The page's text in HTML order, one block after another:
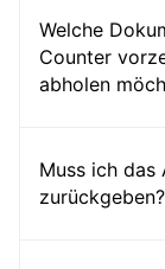
Welche
Counter
abholen
Muss ich das
zurückgeben?